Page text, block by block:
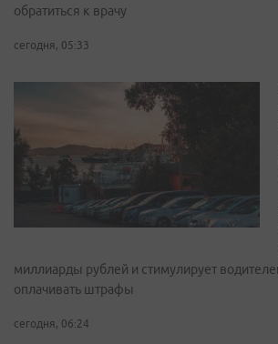
обратиться к врачу
сегодня, 05:33
миллиарды рублей и стимулирует
оплачивать штрафы
сегодня, 06:24